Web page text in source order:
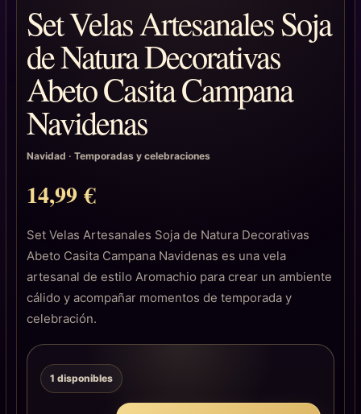
Set Velas Artesanales Soja
de Natura Decorativas
Abeto Casita Campana
Navidenas
Navidad · Temporadas y celebraciones
14,99€
Set Velas Artesanales Soja de Natura Decorativas
Abeto Casita Campana Navidenas es una vela
artesanal de estilo Aromachio para crear un ambiente
cálido y acompañar momentos de temporada y
celebración.
1 disponibles